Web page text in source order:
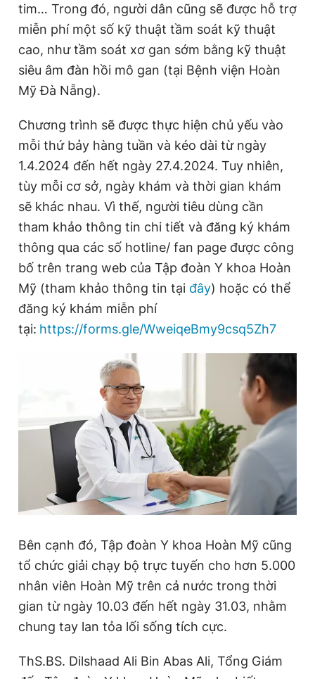
tim… Trong đó, người dân cũng sẽ được hỗ trợ
miễn phí một số kỹ thuật tầm soát kỹ thuật
cao, như tầm soát xơ gan sớm bằng kỹ thuật
siêu âm đàn hồi mô gan (tại Bệnh viện Hoàn
Mỹ Đà Nẵng).
Chương trình sẽ được thực hiện chủ yếu vào
mỗi thứ bảy hàng tuần và kéo dài từ ngày
1.4.2024 đến hết ngày 27.4.2024. Tuy nhiên,
tùy mỗi cơ sở, ngày khám và thời gian khám
sẽ khác nhau. Vì thế, người tiêu dùng cần
tham khảo thông tin chi tiết và đăng ký khám
thông qua các số hotline/ fan page được công
bố trên trang web của Tập đoàn Y khoa Hoàn
Mỹ (tham khảo thông tin tại đây) hoặc có thể
đăng ký khám miễn phí
tại: https://forms.gle/WweiqeBmy9csq5Zh7
Bên cạnh đó, Tập đoàn Y khoa Hoàn Mỹ cũng
tổ chức giải chạy bộ trực tuyến cho hơn 5.000
nhân viên Hoàn Mỹ trên cả nước trong thời
gian từ ngày 10.03 đến hết ngày 31.03, nhằm
chung tay lan tỏa lối sống tích cực.
ThS.BS. Dilshaad Ali Bin Abas Ali, Tổng Giám